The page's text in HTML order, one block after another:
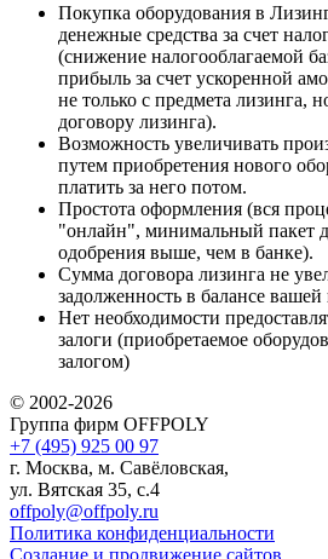
Покупка оборудования в
денежные средства за счет
(снижение налогооблагаемой
прибыль за счет ускоренной
не только с предмета лизинга,
договору лизинга).
Возможность увеличивать
путем приобретения нового
платить за него потом.
Простота оформления (вся
"онлайн", минимальный пакет
одобрения выше, чем в банке).
Сумма договора лизинга не
задолженность в балансе
Нет необходимости
залоги (приобретаемое
залогом)
© 2002-2026
Группа фирм OFFPOLY
+7 (495) 925 00 97
г. Москва, м. Савёловская,
ул. Вятская 35, с.4
offpoly@offpoly.ru
Политика конфиденциальности
Создание и продвижение сайтов